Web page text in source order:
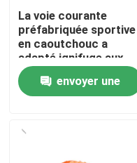
Accueil
Produits
Vidéos
La voie courante
préfabriquée sportive
en caoutchouc a
adapté ignifuge aux
besoins du client
envoyer une